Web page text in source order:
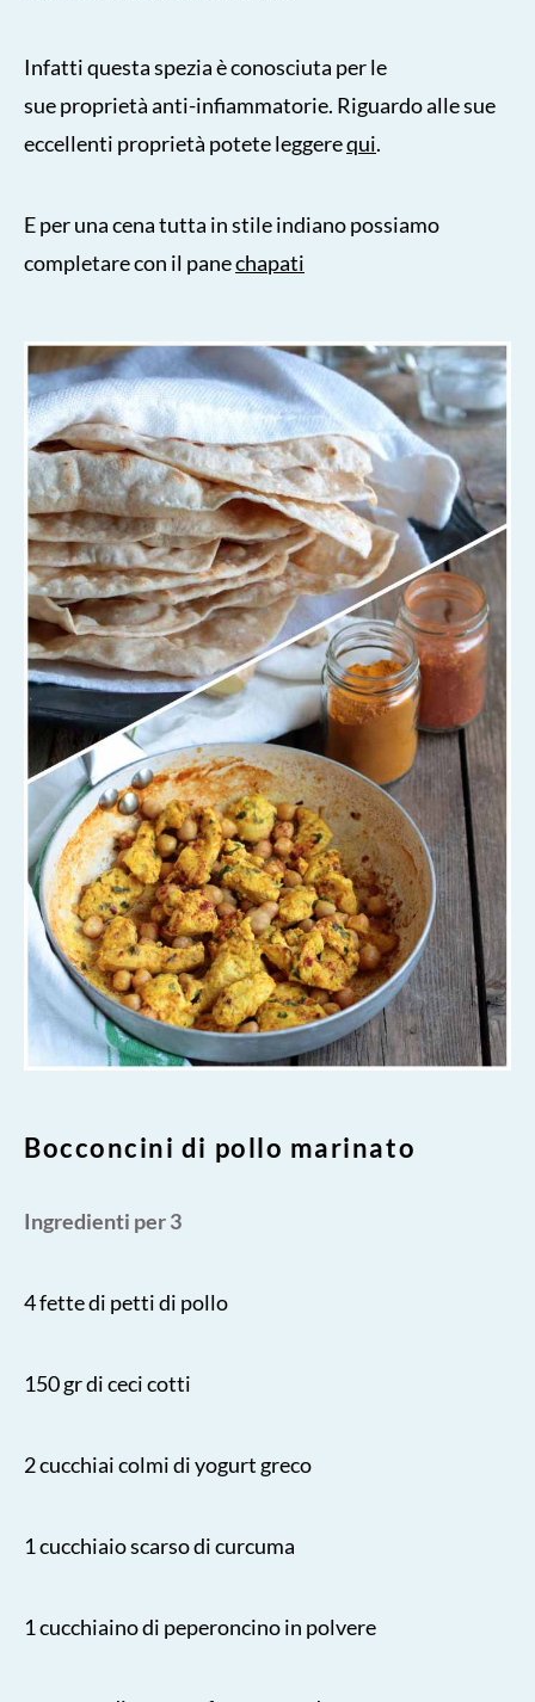
Infatti questa spezia è conosciuta per le
sue proprietà anti-infiammatorie. Riguardo alle sue
eccellenti proprietà potete leggerequi.
E per una cena tutta in stile indiano possiamo
completare con il panechapati
Bocconcini di pollo marinato
Ingredienti per 3
4 fette di petti di pollo
150 gr di ceci cotti
2 cucchiai colmi di yogurt greco
1 cucchiaio scarso di curcuma
1 cucchiaino di peperoncino in polvere